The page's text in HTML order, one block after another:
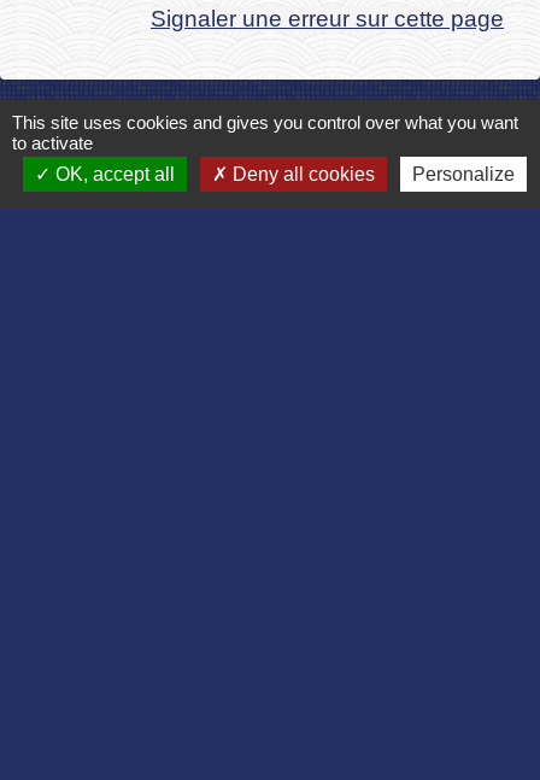
Signaler une erreur sur cette page
Contact
Commune de Bruyères et Montbérault
This site uses cookies and gives you control over what you want
to activate
OK, accept all
Deny all cookies Personalize